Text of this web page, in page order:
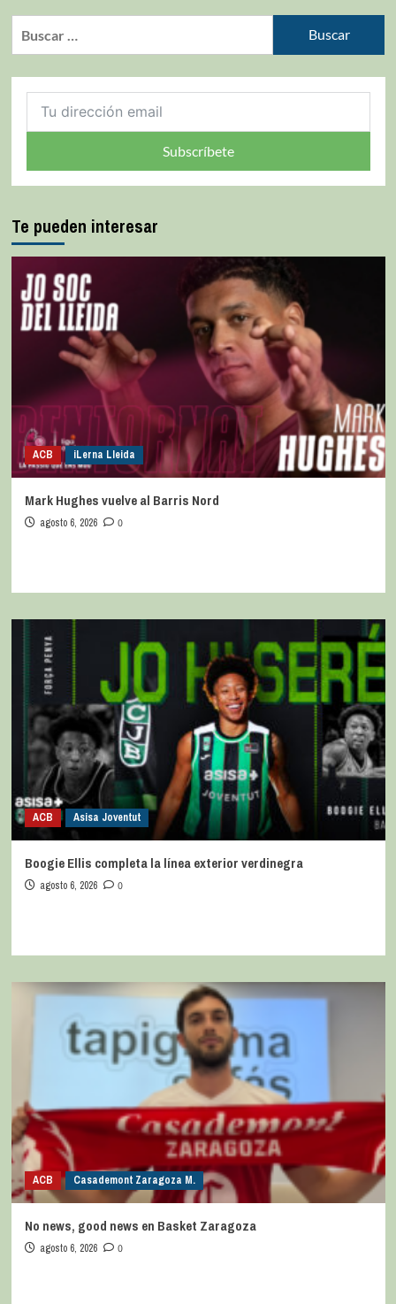
Subscríbete
Te pueden interesar
ACB iLerna Lleida
Mark Hughes vuelve al Barris Nord
agosto 6, 2026 0
ACB Asisa Joventut
Boogie Ellis completa la línea exterior verdinegra
agosto 6, 2026 0
ACB Casademont Zaragoza M.
No news, good news en Basket Zaragoza
agosto 6, 2026 0